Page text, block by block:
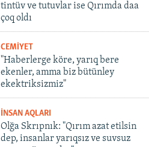
tintüv ve tutuvlar ise Qırımda daa
çoq oldı
CEMİYET
"Haberlerge köre, yarıq bere
ekenler, amma biz bütünley
ekektriksizmiz"
İNSAN AQLARI
Olğa Skrıpnık: "Qırım azat etilsin
dep, insanlar yarıqsız ve suvsuz